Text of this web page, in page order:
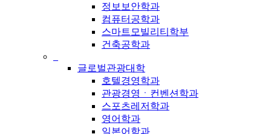
정보보안학과
컴퓨터공학과
스마트모빌리티학부
건축공학과
글로벌관광대학
호텔경영학과
관광경영ㆍ컨벤션학과
스포츠레저학과
영어학과
일본어학과